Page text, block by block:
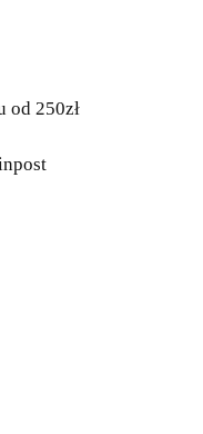
od 250zł